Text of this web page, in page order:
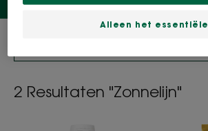
2 Resultaten "Zonnelijn"
Alleen het essentiële